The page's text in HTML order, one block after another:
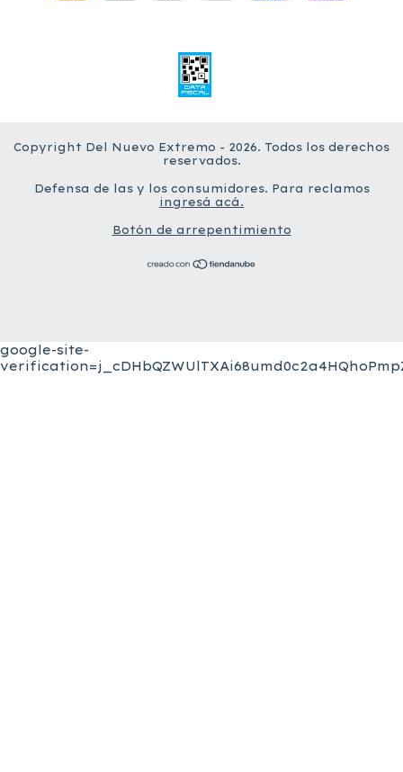
Copyright Del Nuevo Extremo - 2026. Todos los derechos
reservados.
Defensa de las y los consumidores. Para reclamos
ingresá acá.
Botón de arrepentimiento
google-site-